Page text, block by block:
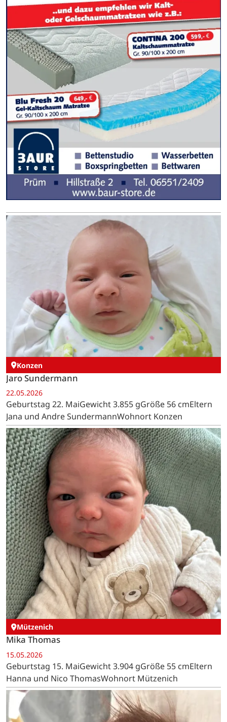
Konzen
Jaro Sundermann
22.05.2026
Geburtstag 22. MaiGewicht 3.855 gGröße 56 cmEltern
Jana und Andre SundermannWohnort Konzen
Mützenich
Mika Thomas
15.05.2026
Geburtstag 15. MaiGewicht 3.904 gGröße 55 cmEltern
Hanna und Nico ThomasWohnort Mützenich